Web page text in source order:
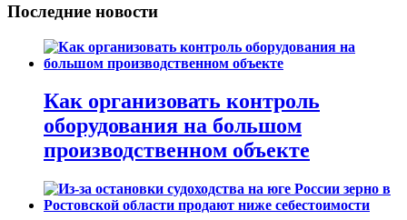
Последние новости
Как организовать контроль
оборудования на большом
производственном объекте